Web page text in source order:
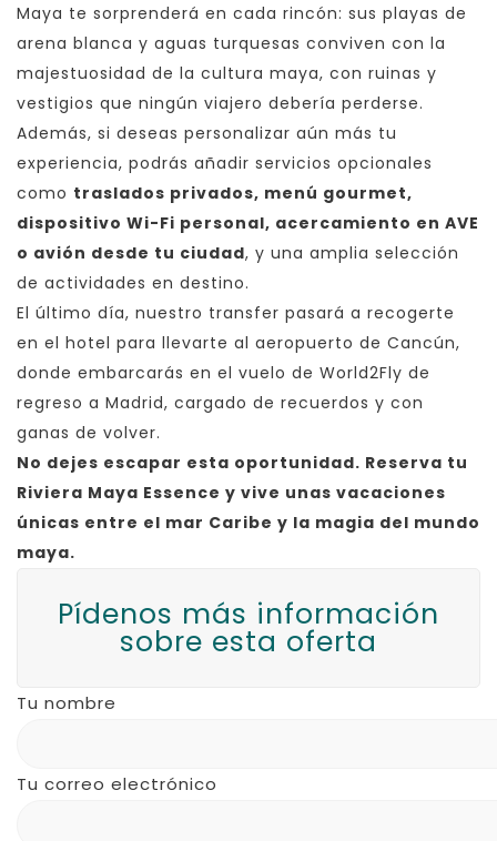
Maya te sorprenderá en cada rincón: sus playas de
arena blanca y aguas turquesas conviven con la
majestuosidad de la cultura maya, con ruinas y
vestigios que ningún viajero debería perderse.
Además, si deseas personalizar aún más tu
experiencia, podrás añadir servicios opcionales
como traslados privados, menú gourmet,
dispositivo Wi-Fi personal, acercamiento en AVE
o avión desde tu ciudad, y una amplia selección
de actividades en destino.
El último día, nuestro transfer pasará a recogerte
en el hotel para llevarte al aeropuerto de Cancún,
donde embarcarás en el vuelo de World2Fly de
regreso a Madrid, cargado de recuerdos y con
ganas de volver.
No dejes escapar esta oportunidad. Reserva tu
Riviera Maya Essence y vive unas vacaciones
únicas entre el mar Caribe y la magia del mundo
maya.
Pídenos más información
sobre esta oferta
Tu nombre
Tu correo electrónico